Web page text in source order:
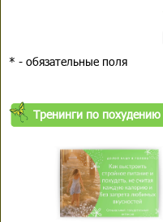
* - обязательные поля
Тренинги по похудению